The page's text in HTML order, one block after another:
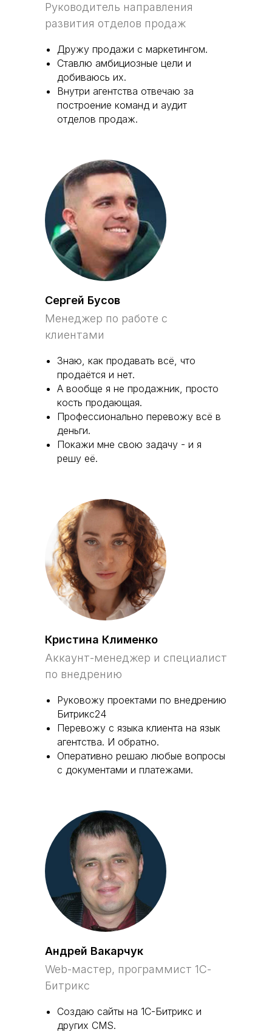
Руководитель направления
развития отделов продаж
Дружу продажи с маркетингом.
Ставлю амбициозные цели и
добиваюсь их.
Внутри агентства отвечаю за
построение команд и аудит
отделов продаж.
Сергей Бусов
Менеджер по работе с
клиентами
Знаю, как продавать всё, что
продаётся и нет.
А вообще я не продажник, просто
кость продающая.
Профессионально перевожу всё в
деньги.
Покажи мне свою задачу - и я
решу её.
Кристина Клименко
Аккаунт-менеджер и специалист
по внедрению
Руковожу проектами по внедрению
Битрикс24
Перевожу с языка клиента на язык
агентства. И обратно.
Оперативно решаю любые вопросы
с документами и платежами.
Андрей Вакарчук
Web-мастер, программист 1С-
Битрикс
Создаю сайты на 1С-Битрикс и
других CMS.